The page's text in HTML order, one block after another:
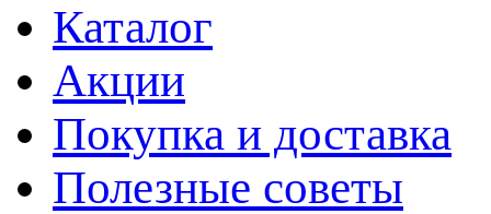
Каталог
Акции
Покупка и доставка
Полезные советы